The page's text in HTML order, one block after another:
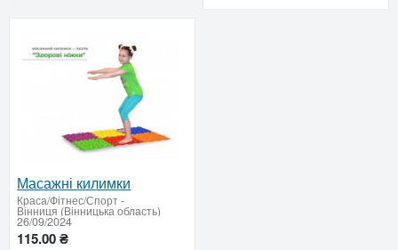
Масажні килимки
Краса/Фітнес/Спорт-
Вінниця (Вінницька область)
26/09/2024
115.00 ₴